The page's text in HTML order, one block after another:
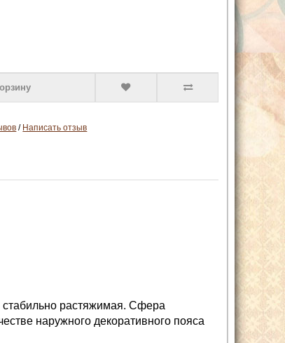
/ Написать отзыв
стабильно растяжимая. Сфера
наружного декоративного пояса